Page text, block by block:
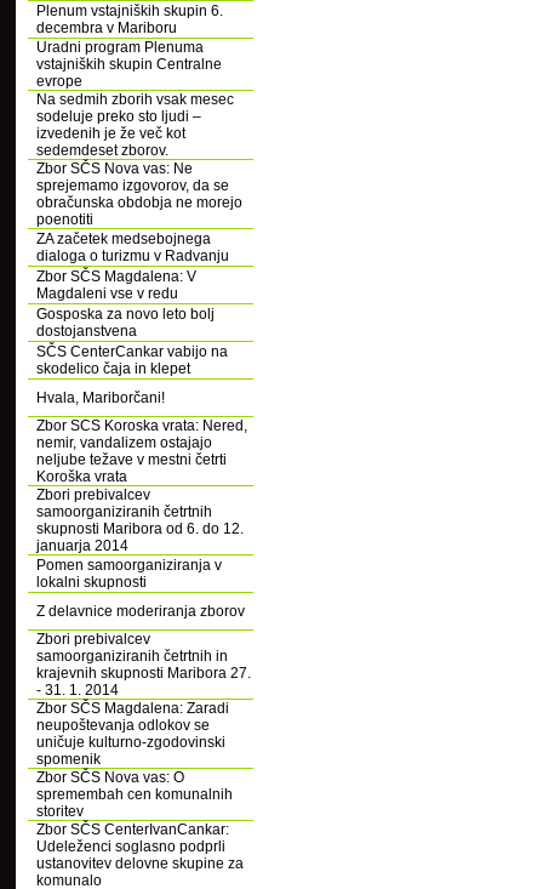
Plenum vstajniških skupin 6.
decembra v Mariboru
Uradni program Plenuma
vstajniških skupin Centralne
evrope
Na sedmih zborih vsak mesec
sodeluje preko sto ljudi –
izvedenih je že več kot
sedemdeset zborov.
Zbor SČS Nova vas: Ne
sprejemamo izgovorov, da se
obračunska obdobja ne morejo
poenotiti
ZA začetek medsebojnega
dialoga o turizmu v Radvanju
Zbor SČS Magdalena: V
Magdaleni vse v redu
Gosposka za novo leto bolj
dostojanstvena
SČS CenterCankar vabijo na
skodelico čaja in klepet
Hvala, Mariborčani!
Zbor SCS Koroska vrata: Nered,
nemir, vandalizem ostajajo
neljube težave v mestni četrti
Koroška vrata
Zbori prebivalcev
samoorganiziranih četrtnih
skupnosti Maribora od 6. do 12.
januarja 2014
Pomen samoorganiziranja v
lokalni skupnosti
Z delavnice moderiranja zborov
Zbori prebivalcev
samoorganiziranih četrtnih in
krajevnih skupnosti Maribora 27.
- 31. 1. 2014
Zbor SČS Magdalena: Zaradi
neupoštevanja odlokov se
uničuje kulturno-zgodovinski
spomenik
Zbor SČS Nova vas: O
spremembah cen komunalnih
storitev
Zbor SČS CenterIvanCankar:
Udeleženci soglasno podprli
ustanovitev delovne skupine za
komunalo